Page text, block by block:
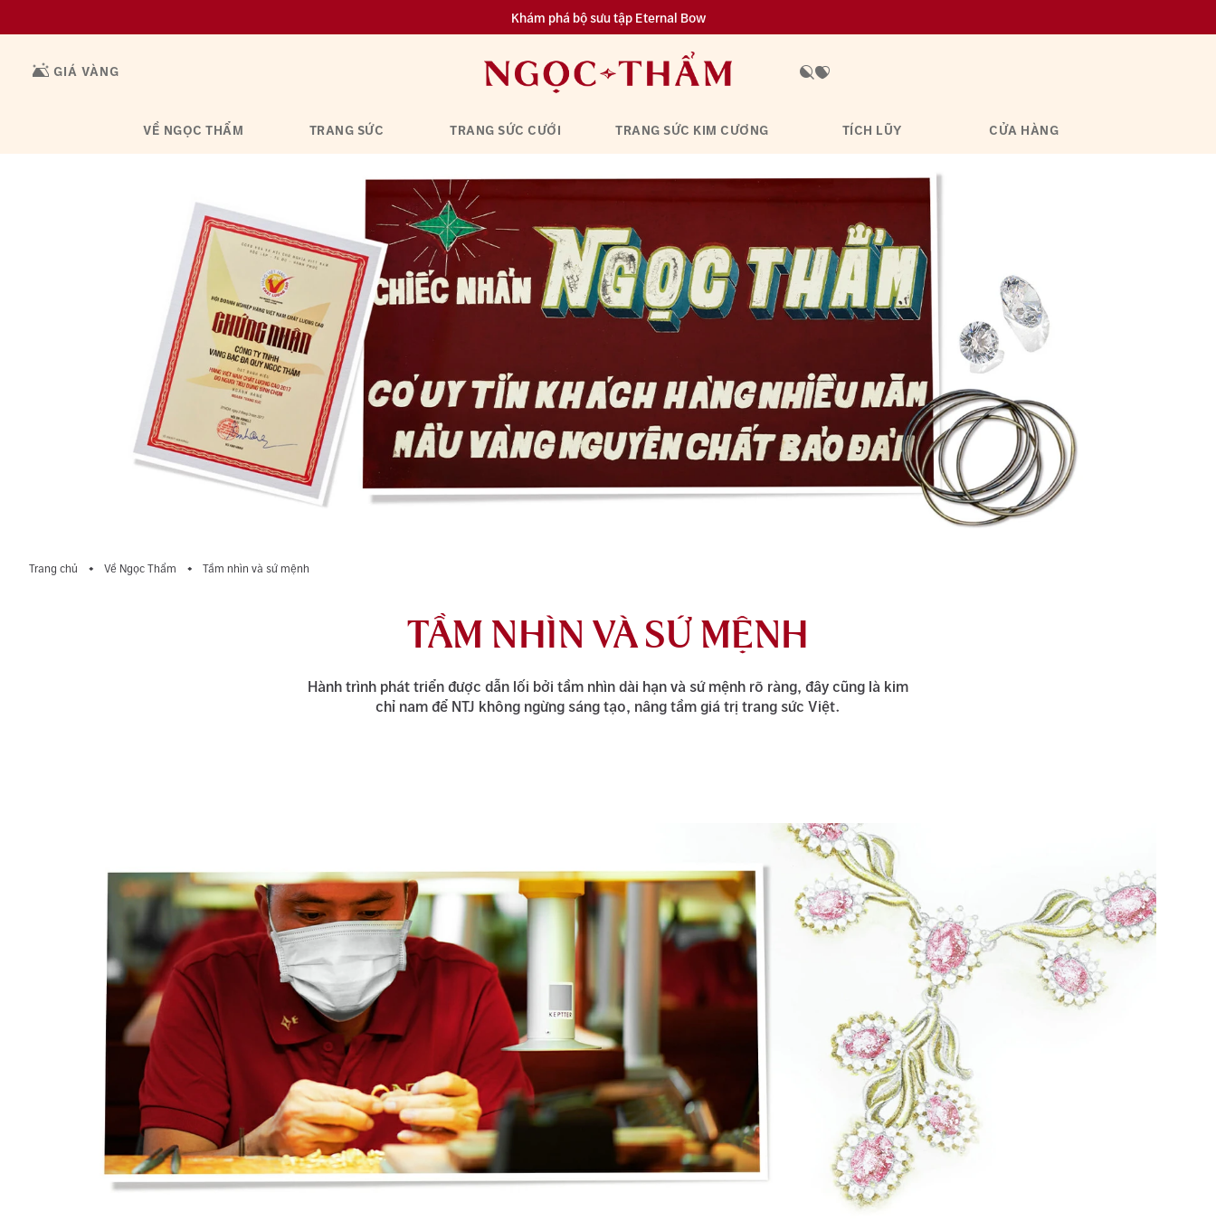
Đa dạng lựa chọn tích luỹ từ 0.1 chỉ vàng 999.9
GIÁ VÀNG
VỀ NGỌC THẨM TRANG SỨC TRANG SỨC CƯỚI TRANG SỨC KIM CƯƠNG TÍCH LŨY CỬA HÀNG
Trang chủ Về Ngọc Thẩm Tầm nhìn và sứ mệnh
TẦM NHÌN VÀ SỨ MỆNH
Hành trình phát triển được dẫn lối bởi tầm nhìn dài hạn và sứ mệnh rõ ràng, đây cũng là kim
chỉ nam để NTJ không ngừng sáng tạo, nâng tầm giá trị trang sức Việt.